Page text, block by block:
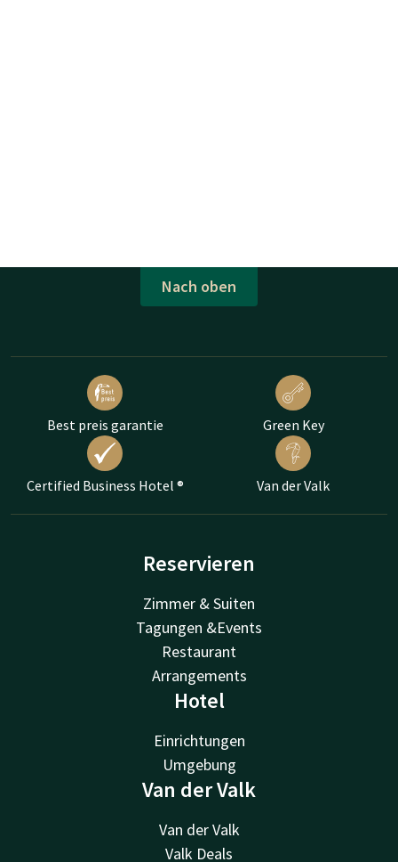
Nach oben
Best preis garantie Green Key
Certified Business Hotel ® Van der Valk
Reservieren
Zimmer & Suiten
Tagungen &Events
Restaurant
Arrangements
Hotel
Einrichtungen
Umgebung
Van der Valk
Van der Valk
Valk Deals